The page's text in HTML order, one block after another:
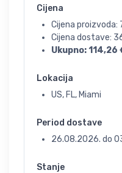
Cijena
Cijena proizvoda:
Cijena dostave:
Ukupno:114,26
Lokacija
US, FL, Miami
Period dostave
26.08.2026. do
Stanje